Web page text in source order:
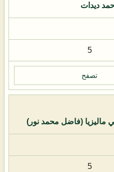
ديدات
5
تصفح
ماليزيا (فاضل محمد نور)
5